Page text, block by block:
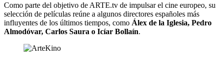
Como parte del objetivo de ARTE.tv de impulsar el cine europeo, su
selección de películas reúne a algunos directores españoles más
influyentes de los últimos tiempos, como Álex de la Iglesia, Pedro
Almodóvar, Carlos Saura o Icíar Bollaín.